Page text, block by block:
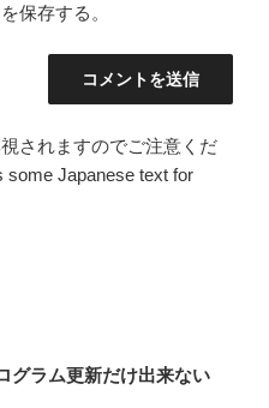
保存する。
されますのでご注意くだ
some Japanese text for
グラム更新だけ出来ない